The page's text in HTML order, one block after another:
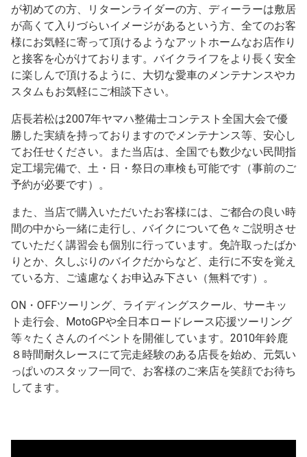
が初めての方、リターンライダーの方、ディーラーは敷居
が高くて入りづらいイメージがあるという方、全てのお客
様にお気軽に寄って頂けるようなアットホームなお店作り
と接客を心がけております。バイクライフをより長く安全
に楽しんで頂けるように、大切な愛車のメンテナンスやカ
スタムもお気軽にご相談下さい。
店長若松は2007年ヤマハ整備士コンテスト全国大会で優
勝した実績を持っておりますのでメンテナンス等、安心し
てお任せください。また当店は、全国でも数少ない民間指
定工場完備で、土・日・祭日の車検も可能です（事前のご
予約が必要です）。
また、当店で購入いただいたお客様には、ご都合の良い時
間の中から一緒に走行し、バイクについて色々ご説明させ
ていただく講習会も個別に行っています。免許取ったばか
りとか、久しぶりのバイクだからなど、走行に不安を覚え
ている方、ご遠慮なくお申込み下さい（無料です）。
ON・OFFツーリング、ライディングスクール、サーキッ
ト走行会、MotoGPや全日本ロードレース応援ツーリング
等々たくさんのイベントを開催しています。2010年鈴鹿
８時間耐久レースにて完走経験のある店長を始め、元気い
っぱいのスタッフ一同で、お客様のご来店を笑顔でお待ち
してます。